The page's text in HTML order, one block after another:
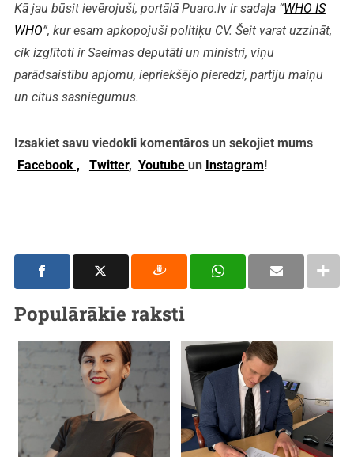
Kā jau būsit ievērojuši, portālā Puaro.lv ir sadaļa “WHO IS
WHO”, kur esam apkopojuši politiķu CV. Šeit varat uzzināt,
cik izglītoti ir Saeimas deputāti un ministri, viņu
parādsaistību apjomu, iepriekšējo pieredzi, partiju maiņu
un citus sasniegumus.
Izsakiet savu viedokli komentāros un sekojiet mums
Facebook ,
Twitter, Youtube un Instagram!
Populārākie raksti